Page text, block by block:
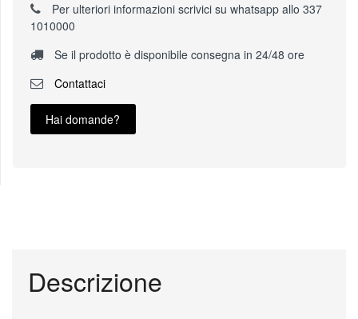
Per ulteriori informazioni scrivici su whatsapp allo 337
1010000
Se il prodotto è disponibile consegna in 24/48 ore
Contattaci
Hai domande?
Descrizione